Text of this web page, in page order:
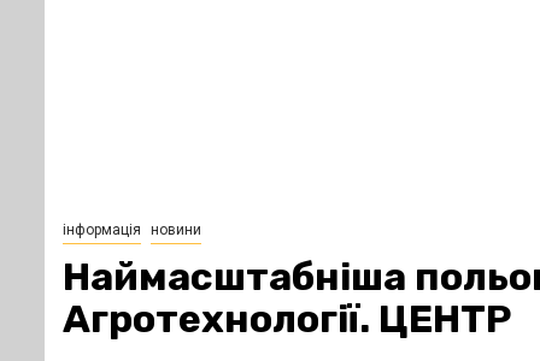
інформація новини
Наймасштабніша
Агротехнології. ЦЕНТР